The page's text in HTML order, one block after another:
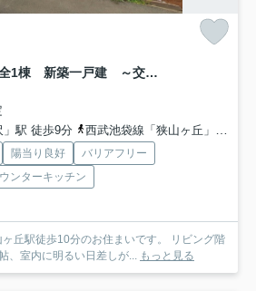
入間市東藤沢6丁目・全1棟 新築一戸建 ～交通アクセス良好～
」駅 徒歩9分
西武池袋線「狭山ヶ丘」駅 徒歩10分
陽当り良好
バリアフリー
ンターキッチン
徒歩10分のお住まいです。 リビング階
、室内に明るい日差しが... もっと見る